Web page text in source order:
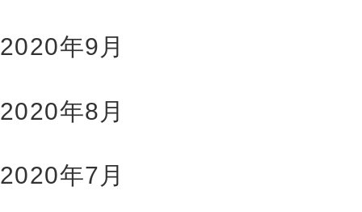
2020年9月
2020年8月
2020年7月